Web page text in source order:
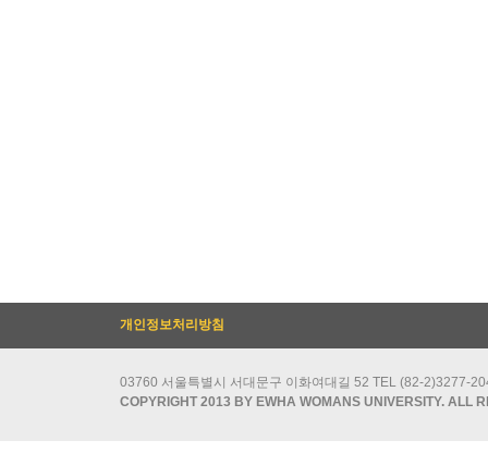
개인정보처리방침
03760 서울특별시 서대문구 이화여대길 52 TEL (82-2)3277-
COPYRIGHT 2013 BY EWHA WOMANS UNIVERSITY. ALL